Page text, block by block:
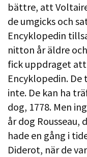
bättre, att
de umgicks och
Encyklopedin
nitton år äldre
fick uppdraget
Encyklopedin.
inte. De kan ha
dog, 1778. Men
år dog Rousseau,
hade en gång i
Diderot, när de